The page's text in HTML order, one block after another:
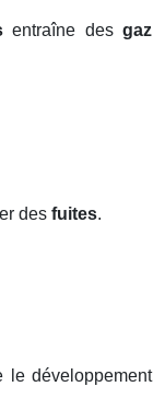
entraîne desgaz
des fuites.
le développement